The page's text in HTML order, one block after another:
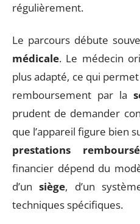
régulièrement.
Le parcours débute
médicale. Le médecin
plus adapté, ce qui
remboursement par la
prudent de demander
que l’appareil figure bien
prestations
financier dépend du
d’unsiège, d’un
techniques spécifiques.